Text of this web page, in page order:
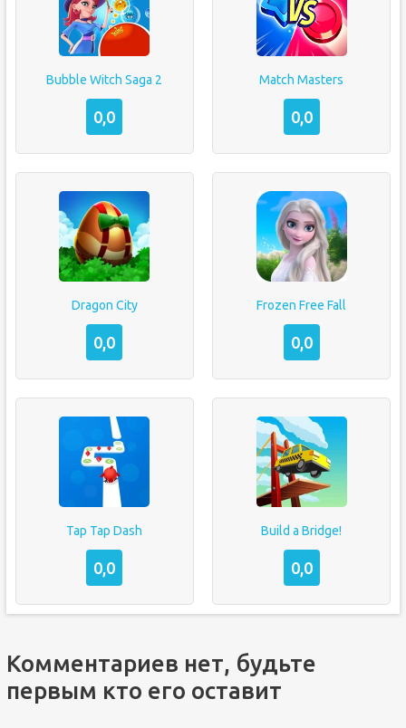
Bubble Witch Saga 2
0,0
Match Masters
0,0
Dragon City
0,0
Frozen Free Fall
0,0
Tap Tap Dash
0,0
Build a Bridge!
0,0
Комментариев нет, будьте
первым кто его оставит